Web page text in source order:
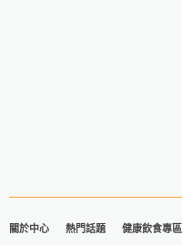
關於中心 熱門話題 健康飲食專區